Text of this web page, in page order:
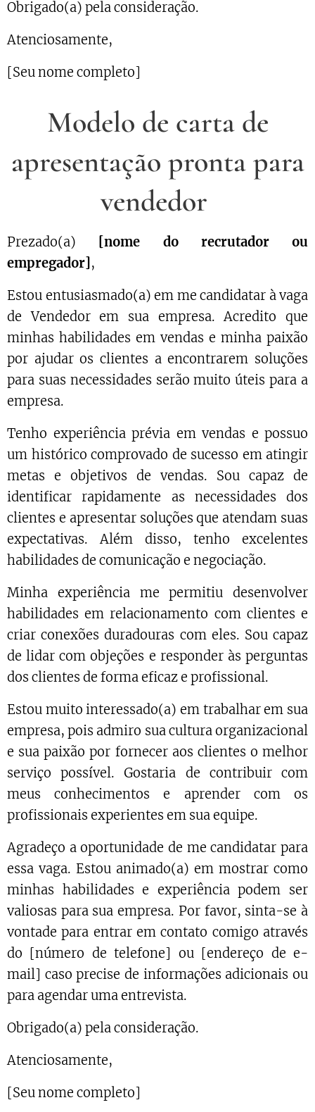
Obrigado(a) pela consideração.
Atenciosamente,
[Seu nome completo]
Modelo de carta de
apresentação pronta para
vendedor
Prezado(a)
[nome do recrutador ou
empregador] ,
Estou entusiasmado(a) em me candidatar à vaga
de Vendedor em sua empresa. Acredito que
minhas habilidades em vendas e minha paixão
por ajudar os clientes a encontrarem soluções
para suas necessidades serão muito úteis para a
empresa.
Tenho experiência prévia em vendas e possuo
um histórico comprovado de sucesso em atingir
metas e objetivos de vendas. Sou capaz de
identificar rapidamente as necessidades dos
clientes e apresentar soluções que atendam suas
expectativas. Além disso, tenho excelentes
habilidades de comunicação e negociação.
Minha experiência me permitiu desenvolver
habilidades em relacionamento com clientes e
criar conexões duradouras com eles. Sou capaz
de lidar com objeções e responder às perguntas
dos clientes de forma eficaz e profissional.
Estou muito interessado(a) em trabalhar em sua
empresa, pois admiro sua cultura organizacional
e sua paixão por fornecer aos clientes o melhor
serviço possível. Gostaria de contribuir com
meus conhecimentos e aprender com os
profissionais experientes em sua equipe.
Agradeço a oportunidade de me candidatar para
essa vaga. Estou animado(a) em mostrar como
minhas habilidades e experiência podem ser
valiosas para sua empresa. Por favor, sinta-se à
vontade para entrar em contato comigo através
do [número de telefone] ou [endereço de e-
mail] caso precise de informações adicionais ou
para agendar uma entrevista.
Obrigado(a) pela consideração.
Atenciosamente,
[Seu nome completo]